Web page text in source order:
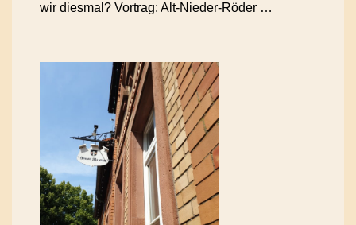
wir diesmal? Vortrag: Alt-Nieder-Röder …